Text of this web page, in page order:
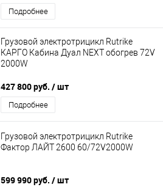
Подробнее
Грузовой электротрицикл Rutrike
КАРГО Кабина Дуал NEXT обогрев 72V
2000W
427 800 руб. / шт
Подробнее
Грузовой электротрицикл Rutrike
Фактор ЛАЙТ 2600 60/72V2000W
599 990 руб. / шт